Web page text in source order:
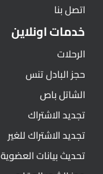
اتصل بنا
خدمات اونلاين
الرحلات
حجز البادل تنس
الشاتل باص
تجديد الاشتراك
تجديد الاشتراك للغير
تحديث بيانات العضوية